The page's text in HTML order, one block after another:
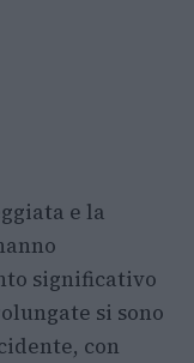
e la
significativo
si sono
con